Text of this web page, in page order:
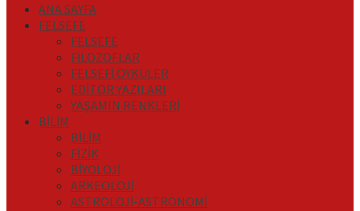
ANA SAYFA
FELSEFE
FELSEFE
FİLOZOFLAR
FELSEFİ ÖYKÜLER
EDİTÖR YAZILARI
YAŞAMIN RENKLERİ
BİLİM
BİLİM
FİZİK
BİYOLOJİ
ARKEOLOJİ
ASTROLOJİ-ASTRONOMİ